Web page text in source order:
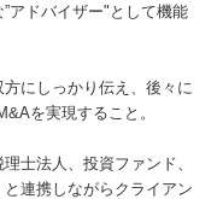
アドバイザー"として機能
にしっかり伝え、後々に
を実現すること。
士法人、投資ファンド、
連携しながらクライアン